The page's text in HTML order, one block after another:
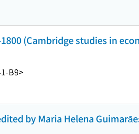
(Cambridge studies in
B9>
by Maria Helena